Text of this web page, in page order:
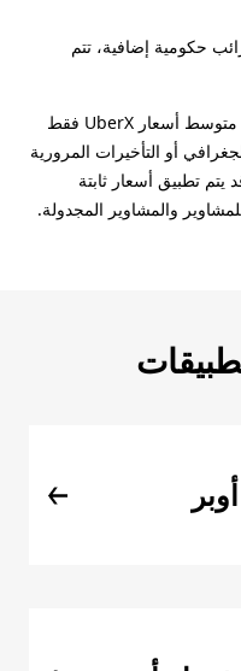
حكومية إضافية، تتم
*أسعار المشاوير النموذجية للركاب هي متوسط أسعار UberX فقط
أو التأخيرات المرورية
تطبيق أسعار ثابتة
والمشاوير المجدولة.